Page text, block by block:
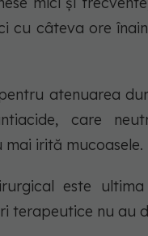
cu câteva ore
atenuarea
care
mai irită mucoasele.
este
terapeutice nu au